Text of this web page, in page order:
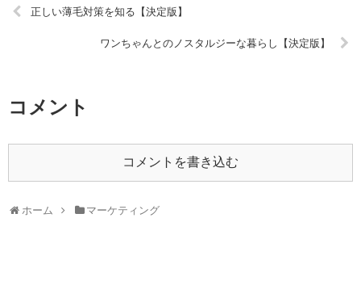
正しい薄毛対策を知る【決定版】
ワンちゃんとのノスタルジーな暮らし【決定版】
コメント
コメントを書き込む
ホーム マーケティング